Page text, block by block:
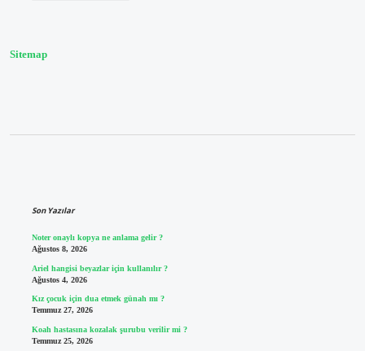
Sitemap
Son Yazılar
Noter onaylı kopya ne anlama gelir ?
Ağustos 8, 2026
Ariel hangisi beyazlar için kullanılır ?
Ağustos 4, 2026
Kız çocuk için dua etmek günah mı ?
Temmuz 27, 2026
Koah hastasına kozalak şurubu verilir mi ?
Temmuz 25, 2026